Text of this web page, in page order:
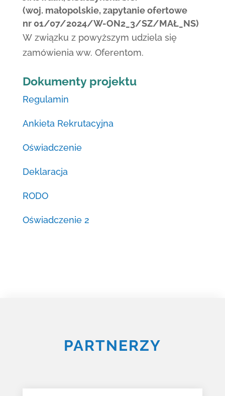
(woj. małopolskie, zapytanie ofertowe
nr 01/07/2024/W-ON2_3/SZ/MAŁ_NS)
W związku z powyższym udziela się
zamówienia ww. Oferentom.
Dokumentyprojektu
Regulamin
Ankieta Rekrutacyjna
Oświadczenie
Deklaracja
RODO
Oświadczenie 2
PARTNERZY